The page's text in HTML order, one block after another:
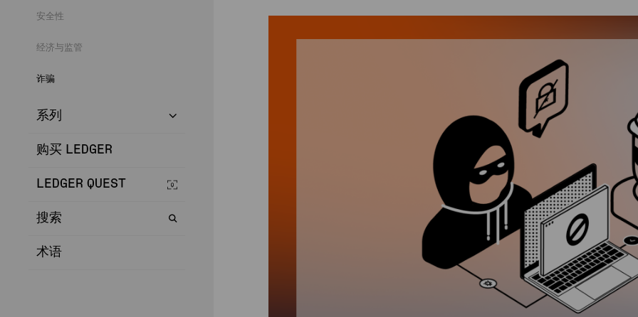
安全性
经济与监管
诈骗
系列
购买 LEDGER
LEDGER QUEST
搜索
术语